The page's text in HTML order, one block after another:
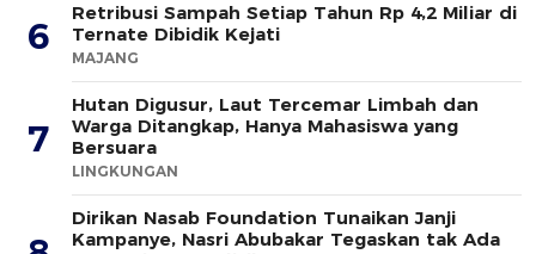
6
Retribusi Sampah Setiap Tahun Rp 4,2 Miliar di
Ternate Dibidik Kejati
MAJANG
7
Hutan Digusur, Laut Tercemar Limbah dan
Warga Ditangkap, Hanya Mahasiswa yang
Bersuara
LINGKUNGAN
Dirikan Nasab Foundation Tunaikan Janji
Kampanye, Nasri Abubakar Tegaskan tak Ada